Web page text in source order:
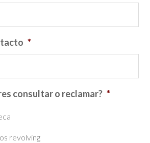
*
consultar o reclamar? *
revolving